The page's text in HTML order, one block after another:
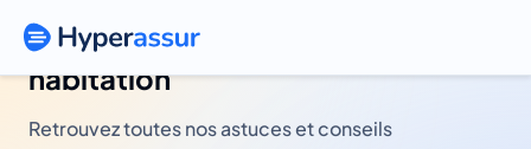
Fiches conseils assurance
habitation
Retrouvez toutes nos astuces et conseils